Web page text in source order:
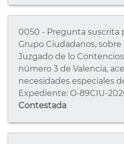
0050 - Pregunta suscrita
Grupo Ciudadanos, sobre
Juzgado de lo
número 3 de Valencia,
necesidades especiales
Expediente: O-89CIU-
Contestada